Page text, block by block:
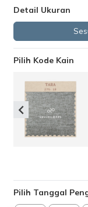
Detail Ukuran
Pilih Kode Kain
Pilih Tanggal